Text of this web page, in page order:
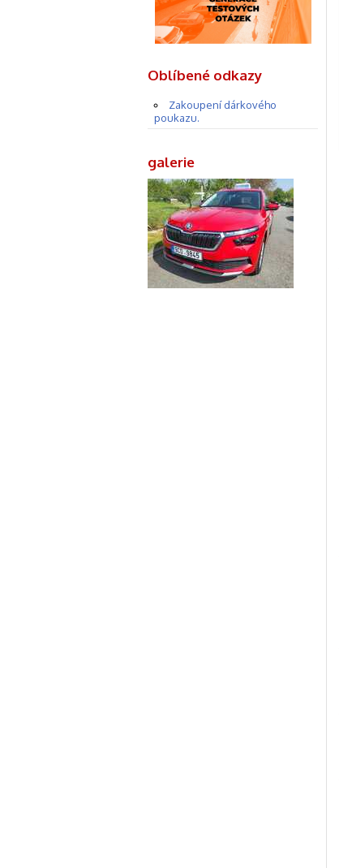
Oblíbené odkazy
Zakoupení dárkového
poukazu.
galerie